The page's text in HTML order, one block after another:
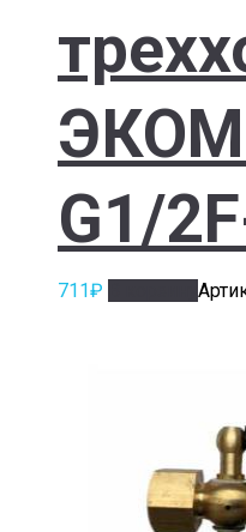
G1/
711₽